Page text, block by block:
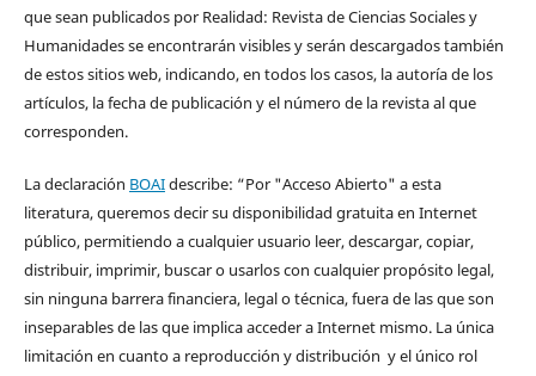
que sean publicados por Realidad: Revista de Ciencias Sociales y
Humanidades se encontrarán visibles y serán descargados también
de estos sitios web, indicando, en todos los casos, la autoría de los
artículos, la fecha de publicación y el número de la revista al que
corresponden.
La declaración BOAIdescribe: “Por "Acceso Abierto" a esta
literatura, queremos decir su disponibilidad gratuita en Internet
público, permitiendo a cualquier usuario leer, descargar, copiar,
distribuir, imprimir, buscar o usarlos con cualquier propósito legal,
sin ninguna barrera financiera, legal o técnica, fuera de las que son
inseparables de las que implica acceder a Internet mismo. La única
limitación en cuanto a reproducción y distribución y el único rol